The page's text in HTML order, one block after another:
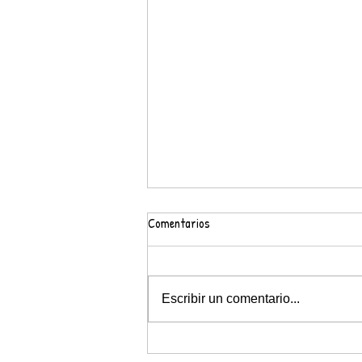
#Aquí prou Bullying
Comentarios
Escribir un comentario...